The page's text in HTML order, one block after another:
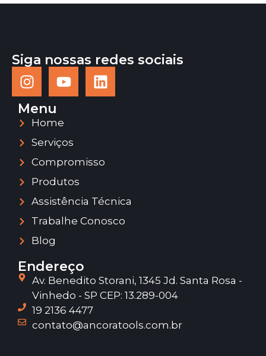
Siga nossas redes sociais
Menu
Home
Serviços
Compromisso
Produtos
Assistência Técnica
Trabalhe Conosco
Blog
Endereço
Av. Benedito Storani, 1345 Jd. Santa Rosa -
Vinhedo - SP CEP: 13.289-004
19 2136 4477
contato@ancoratools.com.br